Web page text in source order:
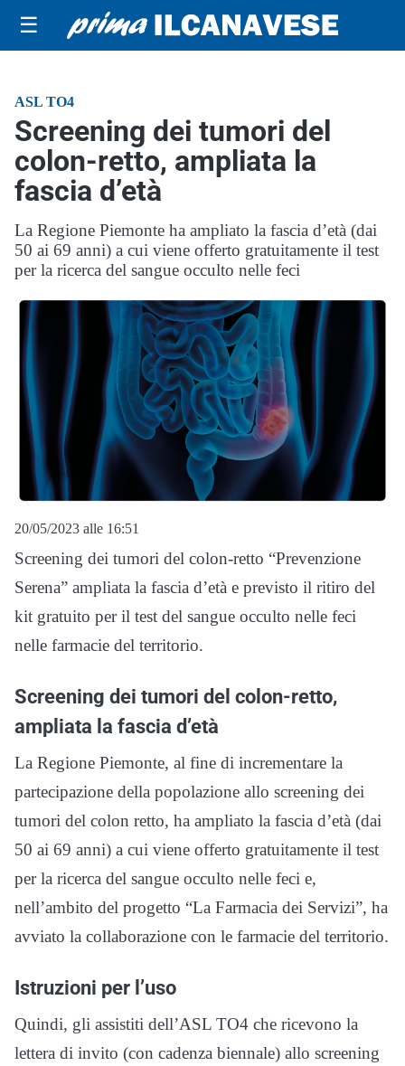
☰
ASL TO4
Screening dei tumori del
colon-retto, ampliata la
fascia d’età
La Regione Piemonte ha ampliato la fascia d’età (dai
50 ai 69 anni) a cui viene offerto gratuitamente il test
per la ricerca del sangue occulto nelle feci
20/05/2023 alle 16:51
Screening dei tumori del colon-retto “Prevenzione
Serena” ampliata la fascia d’età e previsto il ritiro del
kit gratuito per il test del sangue occulto nelle feci
nelle farmacie del territorio.
Screening dei tumori del colon-retto,
ampliata la fascia d’età
La Regione Piemonte, al fine di incrementare la
partecipazione della popolazione allo screening dei
tumori del colon retto, ha ampliato la fascia d’età (dai
50 ai 69 anni) a cui viene offerto gratuitamente il test
per la ricerca del sangue occulto nelle feci e,
nell’ambito del progetto “La Farmacia dei Servizi”, ha
avviato la collaborazione con le farmacie del territorio.
Istruzioni per l’uso
Quindi, gli assistiti dell’ASL TO4 che ricevono la
lettera di invito (con cadenza biennale) allo screening